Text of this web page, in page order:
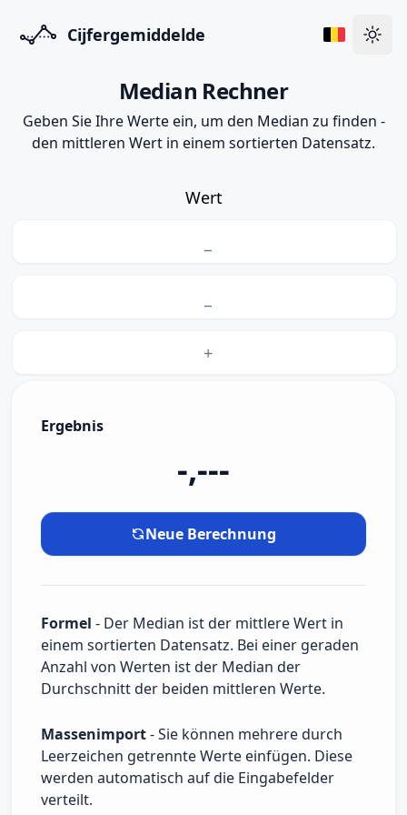
Cijfergemiddelde Zum
Median Rechner
Geben Sie Ihre Werte ein, um den Median zu finden -
den mittleren Wert in einem sortierten Datensatz.
Wert
Ergebnis
-,---
Neue Berechnung
Formel - Der Median ist der mittlere Wert in
einem sortierten Datensatz. Bei einer geraden
Anzahl von Werten ist der Median der
Durchschnitt der beiden mittleren Werte.
Massenimport- Sie können mehrere durch
Leerzeichen getrennte Werte einfügen. Diese
werden automatisch auf die Eingabefelder
verteilt.